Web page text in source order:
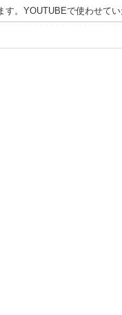
す。YOUTUBEで使わせてい